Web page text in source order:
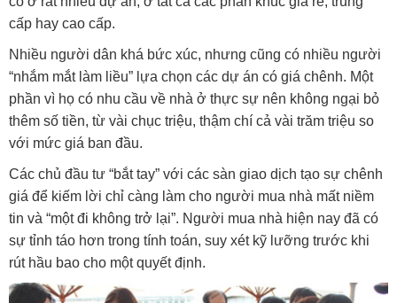
cấp hay cao cấp.
Nhiều người dân khá bức xúc, nhưng cũng có nhiều người
“nhắm mắt làm liều” lựa chọn các dự án có giá chênh. Một
phần vì họ có nhu cầu về nhà ở thực sự nên không ngại bỏ
thêm số tiền, từ vài chục triệu, thậm chí cả vài trăm triệu so
với mức giá ban đầu.
Các chủ đầu tư “bắt tay” với các sàn giao dịch tạo sự chênh
giá để kiếm lời chỉ càng làm cho người mua nhà mất niềm
tin và “một đi không trở lại”. Người mua nhà hiện nay đã có
sự tỉnh táo hơn trong tính toán, suy xét kỹ lưỡng trước khi
rút hầu bao cho một quyết định.